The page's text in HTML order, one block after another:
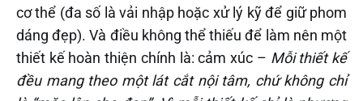
cơ thể (đa số là vải nhập hoặc xử lý kỹ để giữ phom
dáng đẹp). Và điều không thể thiếu để làm nên một
thiết kế hoàn thiện chính là: cảm xúc – Mỗi thiết kế
đều mang theo một lát cắt nội tâm, chứ không chỉ